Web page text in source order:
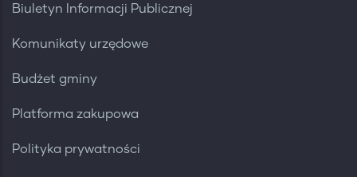
Biuletyn Informacji Publicznej
Komunikaty urzędowe
Budżet gminy
Platforma zakupowa
Polityka prywatności